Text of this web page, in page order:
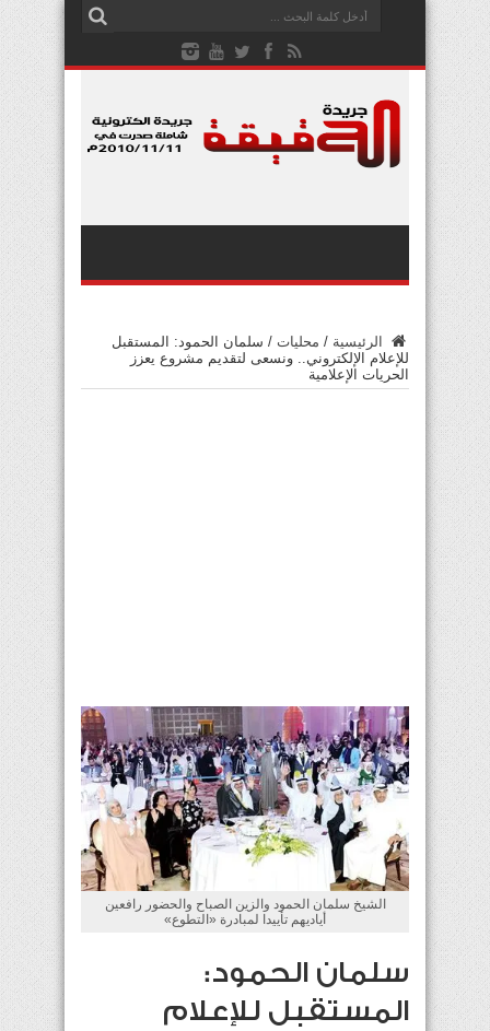
الرئيسية / محليات / سلمان الحمود: المستقبل
للإعلام الإلكتروني.. ونسعى لتقديم مشروع يعزز
الحريات الإعلامية
الشيخ سلمان الحمود والزين الصباح والحضور رافعين
أياديهم تأييدا لمبادرة «التطوع»
سلمان الحمود:
المستقبل للإعلام